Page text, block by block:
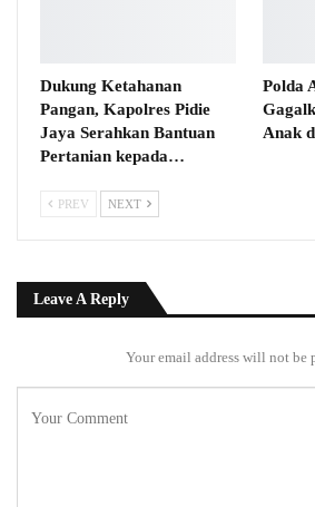
Dukung Ketahanan
Pangan, Kapolres Pidie
Jaya Serahkan Bantuan
Pertanian kepada…
Polda
Anak
PREV NEXT
Leave A Reply
Your email address will not be